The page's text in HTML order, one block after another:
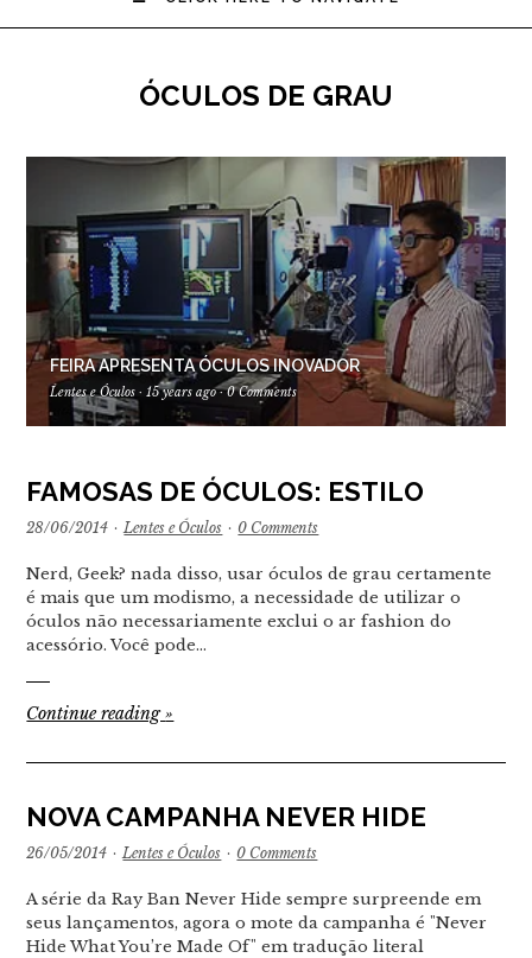
ÓCULOS DE GRAU
FEIRA APRESENTA ÓCULOS INOVADOR
Lentes e Óculos · 15 years ago · 0 Comments
FAMOSAS DE ÓCULOS: ESTILO
28/06/2014 · Lentes e Óculos · 0 Comments
Nerd, Geek? nada disso, usar óculos de grau certamente
é mais que um modismo, a necessidade de utilizar o
óculos não necessariamente exclui o ar fashion do
acessório. Você pode…
Continue reading»
NOVA CAMPANHA NEVER HIDE
26/05/2014 · Lentes e Óculos · 0 Comments
A série da Ray Ban Never Hide sempre surpreende em
seus lançamentos, agora o mote da campanha é "Never
Hide What You’re Made Of" em tradução literal